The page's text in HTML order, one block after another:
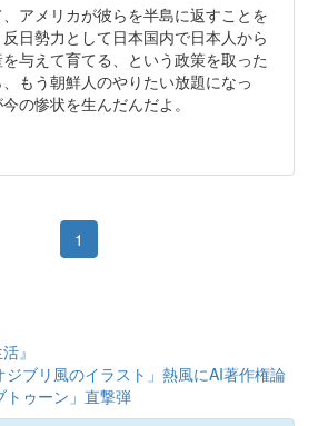
アメリカが彼らを半島に返すことを
日勢力として日本国内で日本人から
与えて育てる、という政策を取った
もう朝鮮人のやりたい放題になっ
の惨状を生んだんだよ。
1
』
ブリ風のイラスト」熱風にAI著作権論
ゥーン」直撃弾